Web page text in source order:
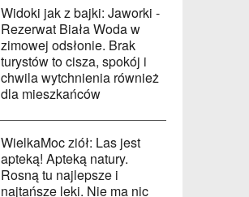
Widoki jak z bajki: Jaworki -
Rezerwat Biała Woda w
zimowej odsłonie. Brak
turystów to cisza, spokój i
chwila wytchnienia również
dla mieszkańców
WielkaMoc ziół: Las jest
apteką! Apteką natury.
Rosną tu najlepsze i
najtańsze leki. Nie ma nic